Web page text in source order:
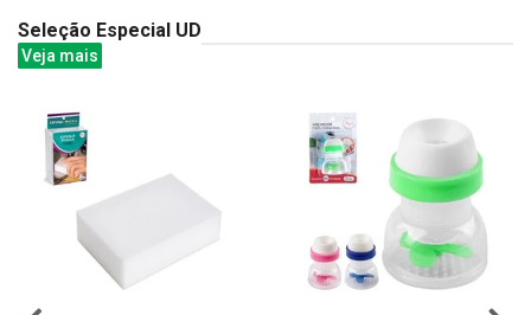
Seleção Especial UD
Veja mais